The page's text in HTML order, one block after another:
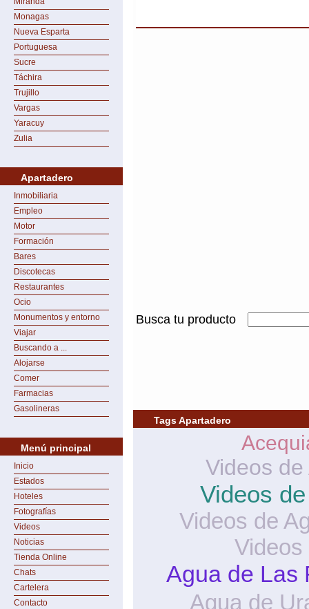
Monagas
Nueva Esparta
Portuguesa
Sucre
Táchira
Trujillo
Vargas
Yaracuy
Zulia
Apartadero
Inmobiliaria
Empleo
Motor
Formación
Bares
Discotecas
Restaurantes
Ocio
Monumentos y entorno
Viajar
Buscando a ...
Alojarse
Comer
Farmacias
Gasolineras
Menú principal
Inicio
Estados
Hoteles
Fotografías
Videos
Noticias
Tienda Online
Chats
Cartelera
Contacto
Busca tu producto
Tags Apartadero
Videos
Videos
Videos de
Videos
Agua de Las
Agua de